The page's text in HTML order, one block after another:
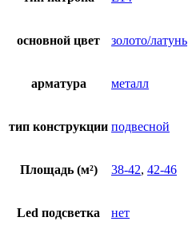
основной цвет золото/латунь
арматура металл
тип конструкции подвесной
Площадь (м²) 38-42, 42-46
Led подсветка нет